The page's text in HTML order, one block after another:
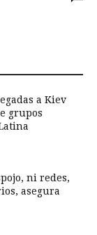
a Kiev
grupos
ni redes,
asegura